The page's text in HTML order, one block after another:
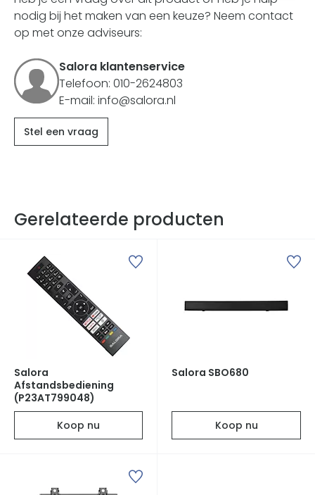
nodig bij het maken van een keuze? Neem contact
op met onze adviseurs:
Salora klantenservice
Telefoon: 010-2624803
E-mail: info@salora.nl
Stel een vraag
Gerelateerde producten
Salora
Afstandsbediening
(P23AT799048)
Koop nu
Salora SBO680
Koop nu